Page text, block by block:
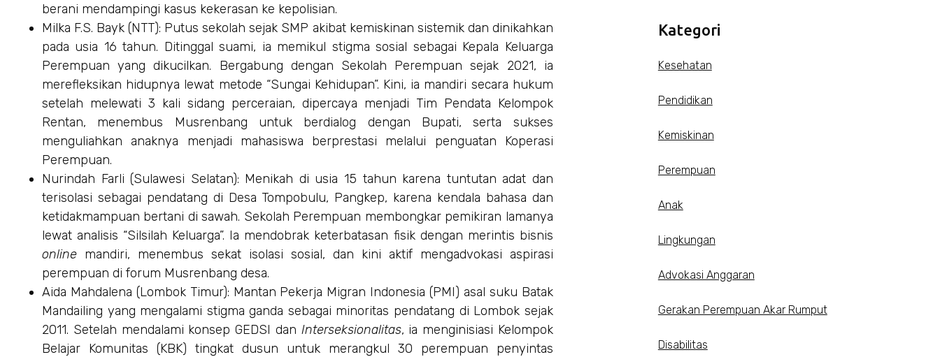
berani mendampingi kasus kekerasan ke kepolisian.
Milka F.S. Bayk (NTT): Putus sekolah sejak SMP akibat kemiskinan sistemik dan dinikahkan
pada usia 16 tahun. Ditinggal suami, ia memikul stigma sosial sebagai Kepala Keluarga
Perempuan yang dikucilkan. Bergabung dengan Sekolah Perempuan sejak 2021, ia
merefleksikan hidupnya lewat metode “Sungai Kehidupan”. Kini, ia mandiri secara hukum
setelah melewati 3 kali sidang perceraian, dipercaya menjadi Tim Pendata Kelompok
Rentan, menembus Musrenbang untuk berdialog dengan Bupati, serta sukses
menguliahkan anaknya menjadi mahasiswa berprestasi melalui penguatan Koperasi
Perempuan.
Nurindah Farli (Sulawesi Selatan): Menikah di usia 15 tahun karena tuntutan adat dan
terisolasi sebagai pendatang di Desa Tompobulu, Pangkep, karena kendala bahasa dan
ketidakmampuan bertani di sawah. Sekolah Perempuan membongkar pemikiran lamanya
lewat analisis “Silsilah Keluarga”. Ia mendobrak keterbatasan fisik dengan merintis bisnis
online mandiri, menembus sekat isolasi sosial, dan kini aktif mengadvokasi aspirasi
perempuan di forum Musrenbang desa.
Aida Mahdalena (Lombok Timur): Mantan Pekerja Migran Indonesia (PMI) asal suku Batak
Mandailing yang mengalami stigma ganda sebagai minoritas pendatang di Lombok sejak
2011. Setelah mendalami konsep GEDSI dan Interseksionalitas, ia menginisiasi Kelompok
Belajar Komunitas (KBK) tingkat dusun untuk merangkul 30 perempuan penyintas
Kategori
Kesehatan
Pendidikan
Kemiskinan
Perempuan
Anak
Lingkungan
Advokasi Anggaran
Gerakan Perempuan Akar Rumput
Disabilitas